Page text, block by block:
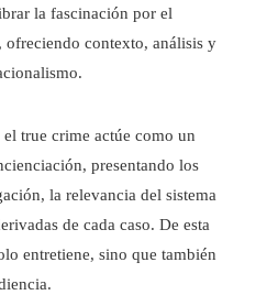
la fascinación por el
contexto, análisis y
true crime actúe como un
presentando los
la relevancia del sistema
de cada caso. De esta
entretiene, sino que también